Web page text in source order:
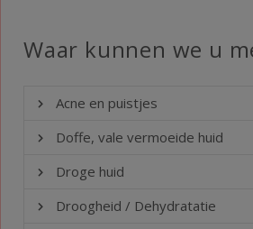
Waar kunnen we u
Acne en puistjes
Doffe, vale vermoeide huid
Droge huid
Droogheid / Dehydratatie